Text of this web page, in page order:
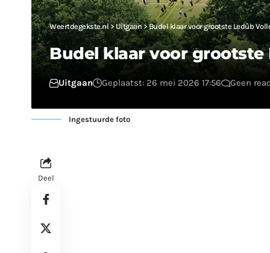
Weertdegekste.nl>Uitgaan>Budel klaar voor grootste Ledûb
Budel klaar voor grootste
Uitgaan Geplaatst: 26 mei 2026 17:56 Geen
Ingestuurde foto
Deel